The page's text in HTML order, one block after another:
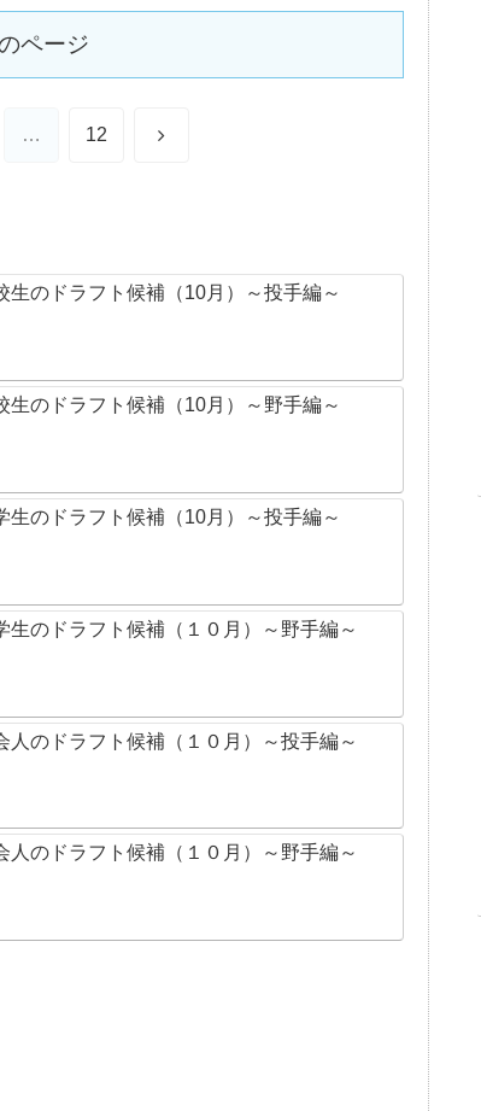
ページ
… 12 次
生のドラフト候補（10月）～投手編～
生のドラフト候補（10月）～野手編～
生のドラフト候補（10月）～投手編～
生のドラフト候補（１０月）～野手編～
人のドラフト候補（１０月）～投手編～
人のドラフト候補（１０月）～野手編～